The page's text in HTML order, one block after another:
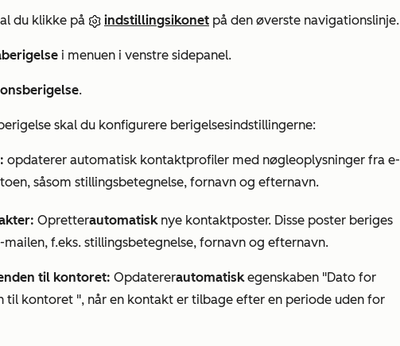
du klikke på indstillingsikonet på den øverste navigationslinje.
i menuen i venstre sidepanel.
.
skal du konfigurere berigelsesindstillingerne:
opdaterer automatisk kontaktprofiler med nøgleoplysninger fra e-
såsom stillingsbetegnelse, fornavn og efternavn.
Opretterautomatisk nye kontaktposter. Disse poster beriges
f.eks. stillingsbetegnelse, fornavn og efternavn.
til kontoret: Opdatererautomatiskegenskaben "Dato for
til kontoret ", når en kontakt er tilbage efter en periode uden for